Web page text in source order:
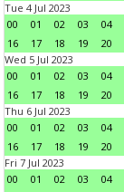
Tue 4 Jul 2023
00
01 02 03 04
16
17 18 19 20
Wed 5 Jul 2023
00
01 02 03 04
16
17 18 19 20
Thu 6 Jul 2023
00
01 02 03 04
16
17 18 19 20
Fri 7 Jul 2023
00
01 02 03 04